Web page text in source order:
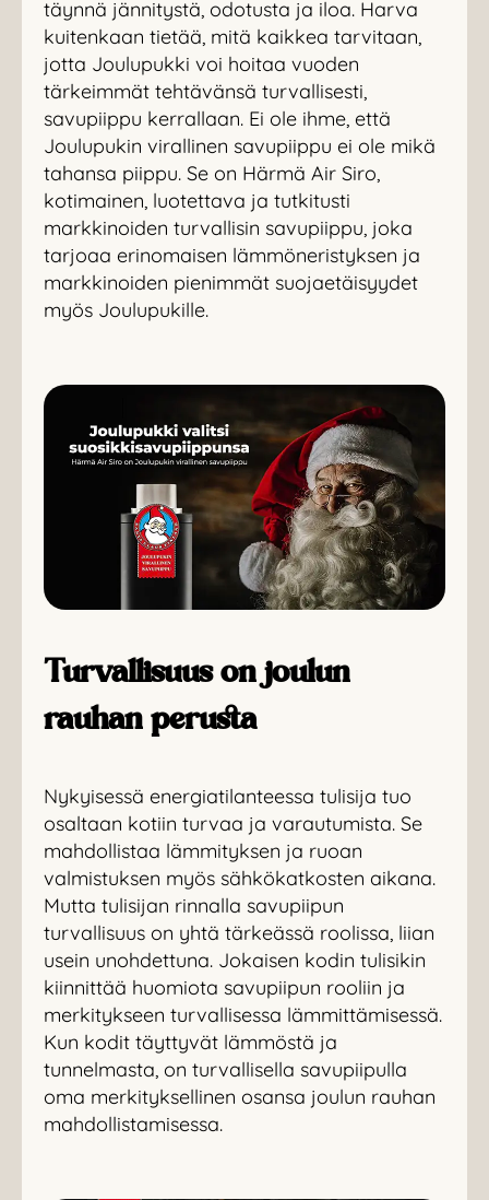
täynnä jännitystä, odotusta ja iloa. Harva
kuitenkaan tietää, mitä kaikkea tarvitaan,
jotta Joulupukki voi hoitaa vuoden
tärkeimmät tehtävänsä turvallisesti,
savupiippu kerrallaan. Ei ole ihme, että
Joulupukin virallinen savupiippu ei ole mikä
tahansa piippu. Se on Härmä Air Siro,
kotimainen, luotettava ja tutkitusti
markkinoiden turvallisin savupiippu, joka
tarjoaa erinomaisen lämmöneristyksen ja
markkinoiden pienimmät suojaetäisyydet
myös Joulupukille.
Turvallisuus on joulun
rauhan perusta
Nykyisessä energiatilanteessa tulisija tuo
osaltaan kotiin turvaa ja varautumista. Se
mahdollistaa lämmityksen ja ruoan
valmistuksen myös sähkökatkosten aikana.
Mutta tulisijan rinnalla savupiipun
turvallisuus on yhtä tärkeässä roolissa, liian
usein unohdettuna. Jokaisen kodin tulisikin
kiinnittää huomiota savupiipun rooliin ja
merkitykseen turvallisessa lämmittämisessä.
Kun kodit täyttyvät lämmöstä ja
tunnelmasta, on turvallisella savupiipulla
oma merkityksellinen osansa joulun rauhan
mahdollistamisessa.